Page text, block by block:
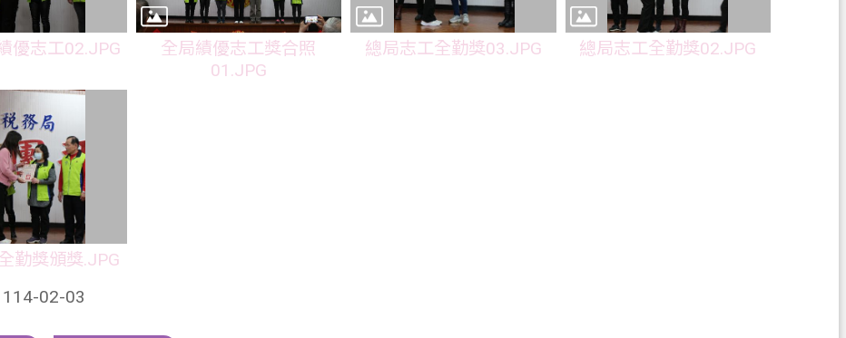
優志工02.JPG
全局績優志工獎合照
01.JPG
總局志工全勤獎03.JPG 總局志工全勤獎02.JPG
勤獎頒獎.JPG
02-03